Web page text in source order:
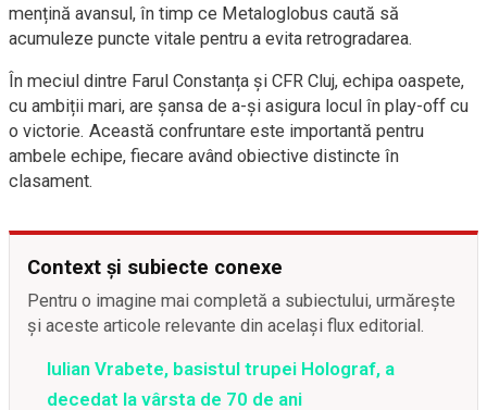
mențină avansul, în timp ce Metaloglobus caută să
acumuleze puncte vitale pentru a evita retrogradarea.
În meciul dintre Farul Constanța și CFR Cluj, echipa oaspete,
cu ambiții mari, are șansa de a-și asigura locul în play-off cu
o victorie. Această confruntare este importantă pentru
ambele echipe, fiecare având obiective distincte în
clasament.
Context și subiecte conexe
Pentru o imagine mai completă a subiectului, urmărește
și aceste articole relevante din același flux editorial.
Iulian Vrabete, basistul trupei Holograf, a
decedat la vârsta de 70 de ani